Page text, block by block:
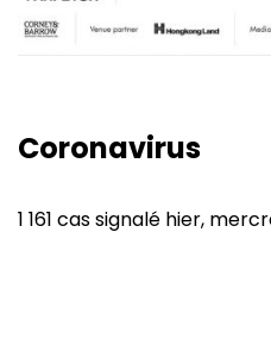
Coronavirus
1 161 cas signalé hier,